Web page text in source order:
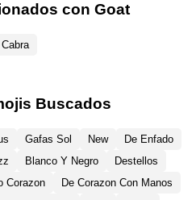
con Goat
Cabra
Buscados
Gafas Sol New
De Enfado
Blanco Y Negro
Destellos
Corazon
De Corazon Con Manos